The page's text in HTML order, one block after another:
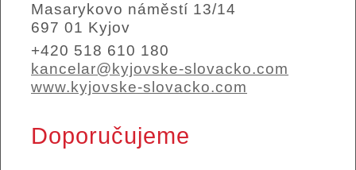
Masarykovo náměstí 13/14
697 01 Kyjov
+420 518 610 180
kancelar@kyjovske-slovacko.com
www.kyjovske-slovacko.com
Doporučujeme